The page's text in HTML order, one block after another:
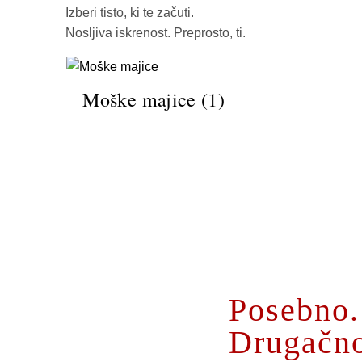
Izberi tisto, ki te začuti.
Nosljiva iskrenost. Preprosto, ti.
Moške majice (1)
Posebno.